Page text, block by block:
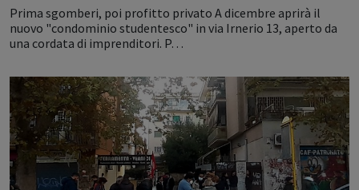
Prima sgomberi, poi profitto privato A dicembre aprirà il
nuovo "condominio studentesco" in via Irnerio 13, aperto da
una cordata di imprenditori. P…